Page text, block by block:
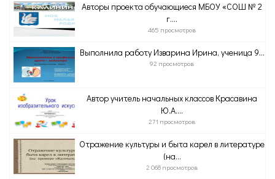
Авторы проекта обучающиеся МБОУ «СОШ № 2
г....
465 просмотров
Выполнила работу Изварина Ирина, ученица 9...
92 просмотров
Автор учитель начальных классов Красавина
Ю.А....
271 просмотров
Отражение культуры и быта карел в литературе
(на...
2 068 просмотров